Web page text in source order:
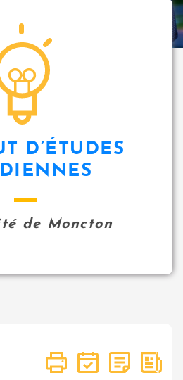
D’ÉTUDES
de Moncton